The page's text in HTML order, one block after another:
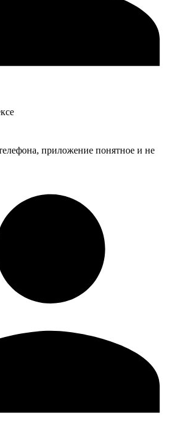
приложение понятное и не